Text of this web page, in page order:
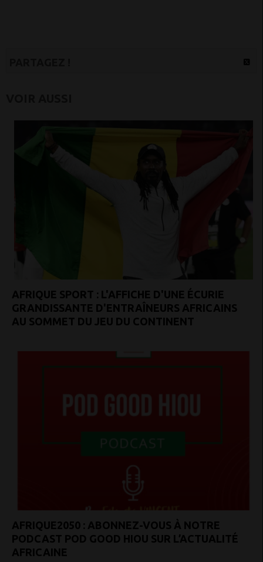
AFRIQUE SPORT : L'AFFICHE D'UNE ÉCURIE
GRANDISSANTE D'ENTRAÎNEURS AFRICAINS
AU SOMMET DU JEU DU CONTINENT
AFRIQUE2050 : ABONNEZ-VOUS À NOTRE
PODCAST POD GOOD HIOU SUR L’ACTUALITÉ
AFRICAINE